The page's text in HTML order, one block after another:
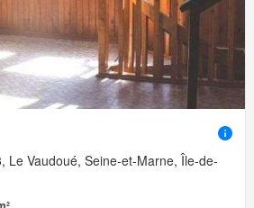
Le Vaudoué, Seine-et-Marne, Île-de-